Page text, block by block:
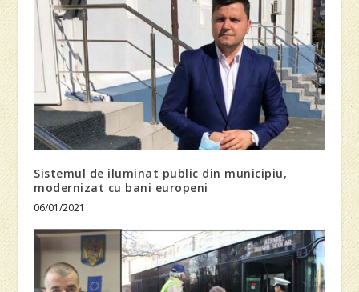
Sistemul de iluminat public din municipiu,
modernizat cu bani europeni
06/01/2021